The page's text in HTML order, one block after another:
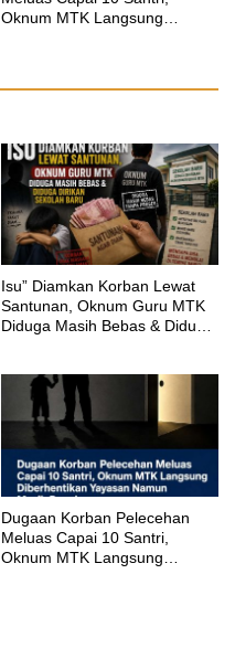
Oknum MTK Langsung
‎Isu” Diamkan Korban Lewat
Santunan, Oknum Guru MTK
Diduga Masih Bebas & Diduga
‎Dugaan Korban Pelecehan
Meluas Capai 10 Santri,
Oknum MTK Langsung